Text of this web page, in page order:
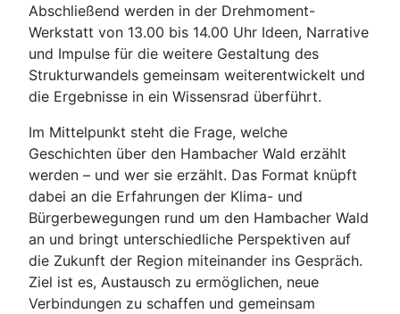
Abschließend werden in der Drehmoment-
Werkstatt von 13.00 bis 14.00 Uhr Ideen, Narrative
und Impulse für die weitere Gestaltung des
Strukturwandels gemeinsam weiterentwickelt und
die Ergebnisse in ein Wissensrad überführt.
Im Mittelpunkt steht die Frage, welche
Geschichten über den Hambacher Wald erzählt
werden – und wer sie erzählt. Das Format knüpft
dabei an die Erfahrungen der Klima- und
Bürgerbewegungen rund um den Hambacher Wald
an und bringt unterschiedliche Perspektiven auf
die Zukunft der Region miteinander ins Gespräch.
Ziel ist es, Austausch zu ermöglichen, neue
Verbindungen zu schaffen und gemeinsam